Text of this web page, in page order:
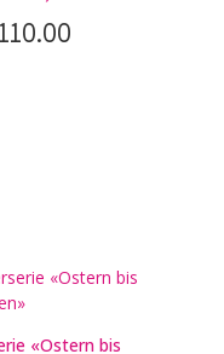
110.00
«Ostern bis